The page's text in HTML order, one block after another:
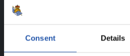
Consent Details
UTILISATEURS